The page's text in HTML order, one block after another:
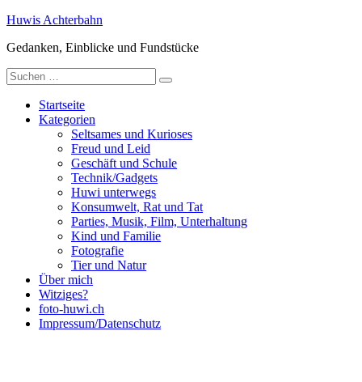
Zum
springen
Huwis Achterbahn
Gedanken, Einblicke und Fundstücke
Suche
nach:
Startseite
Kategorien
Seltsames und Kurioses
Freud und Leid
Geschäft und Schule
Technik/Gadgets
Huwi unterwegs
Konsumwelt, Rat und Tat
Parties, Musik, Film, Unterhaltung
Kind und Familie
Fotografie
Tier und Natur
Über mich
Witziges?
foto-huwi.ch
Impressum/Datenschutz